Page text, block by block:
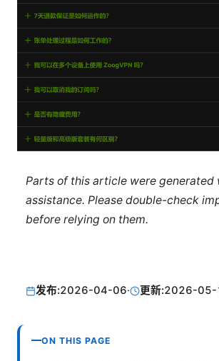
Parts of this article were generated
assistance. Please double-check
before relying on them.
发布:2026-04-06· 更新:2026-05-
ON THIS PAGE